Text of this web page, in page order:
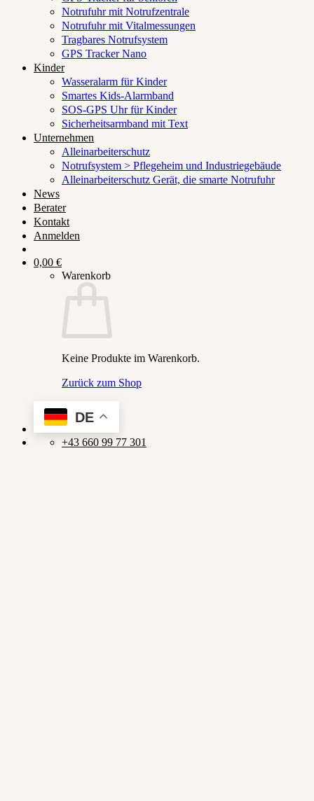
Notrufuhr mit Notrufzentrale
Notrufuhr mit Vitalmessungen
Tragbares Notrufsystem
GPS Tracker Nano
Kinder
Wasseralarm für Kinder
Smartes Kids-Alarmband
SOS-GPS Uhr für Kinder
Sicherheitsarmband mit Text
Unternehmen
Alleinarbeiterschutz
Notrufsystem > Pflegeheim und Industriegebäude
Alleinarbeiterschutz Gerät, die smarte Notrufuhr
News
Berater
Kontakt
Anmelden
0,00 €
Warenkorb
Keine Produkte im Warenkorb.
Zurück zum Shop
DE
+43 660 99 77 301